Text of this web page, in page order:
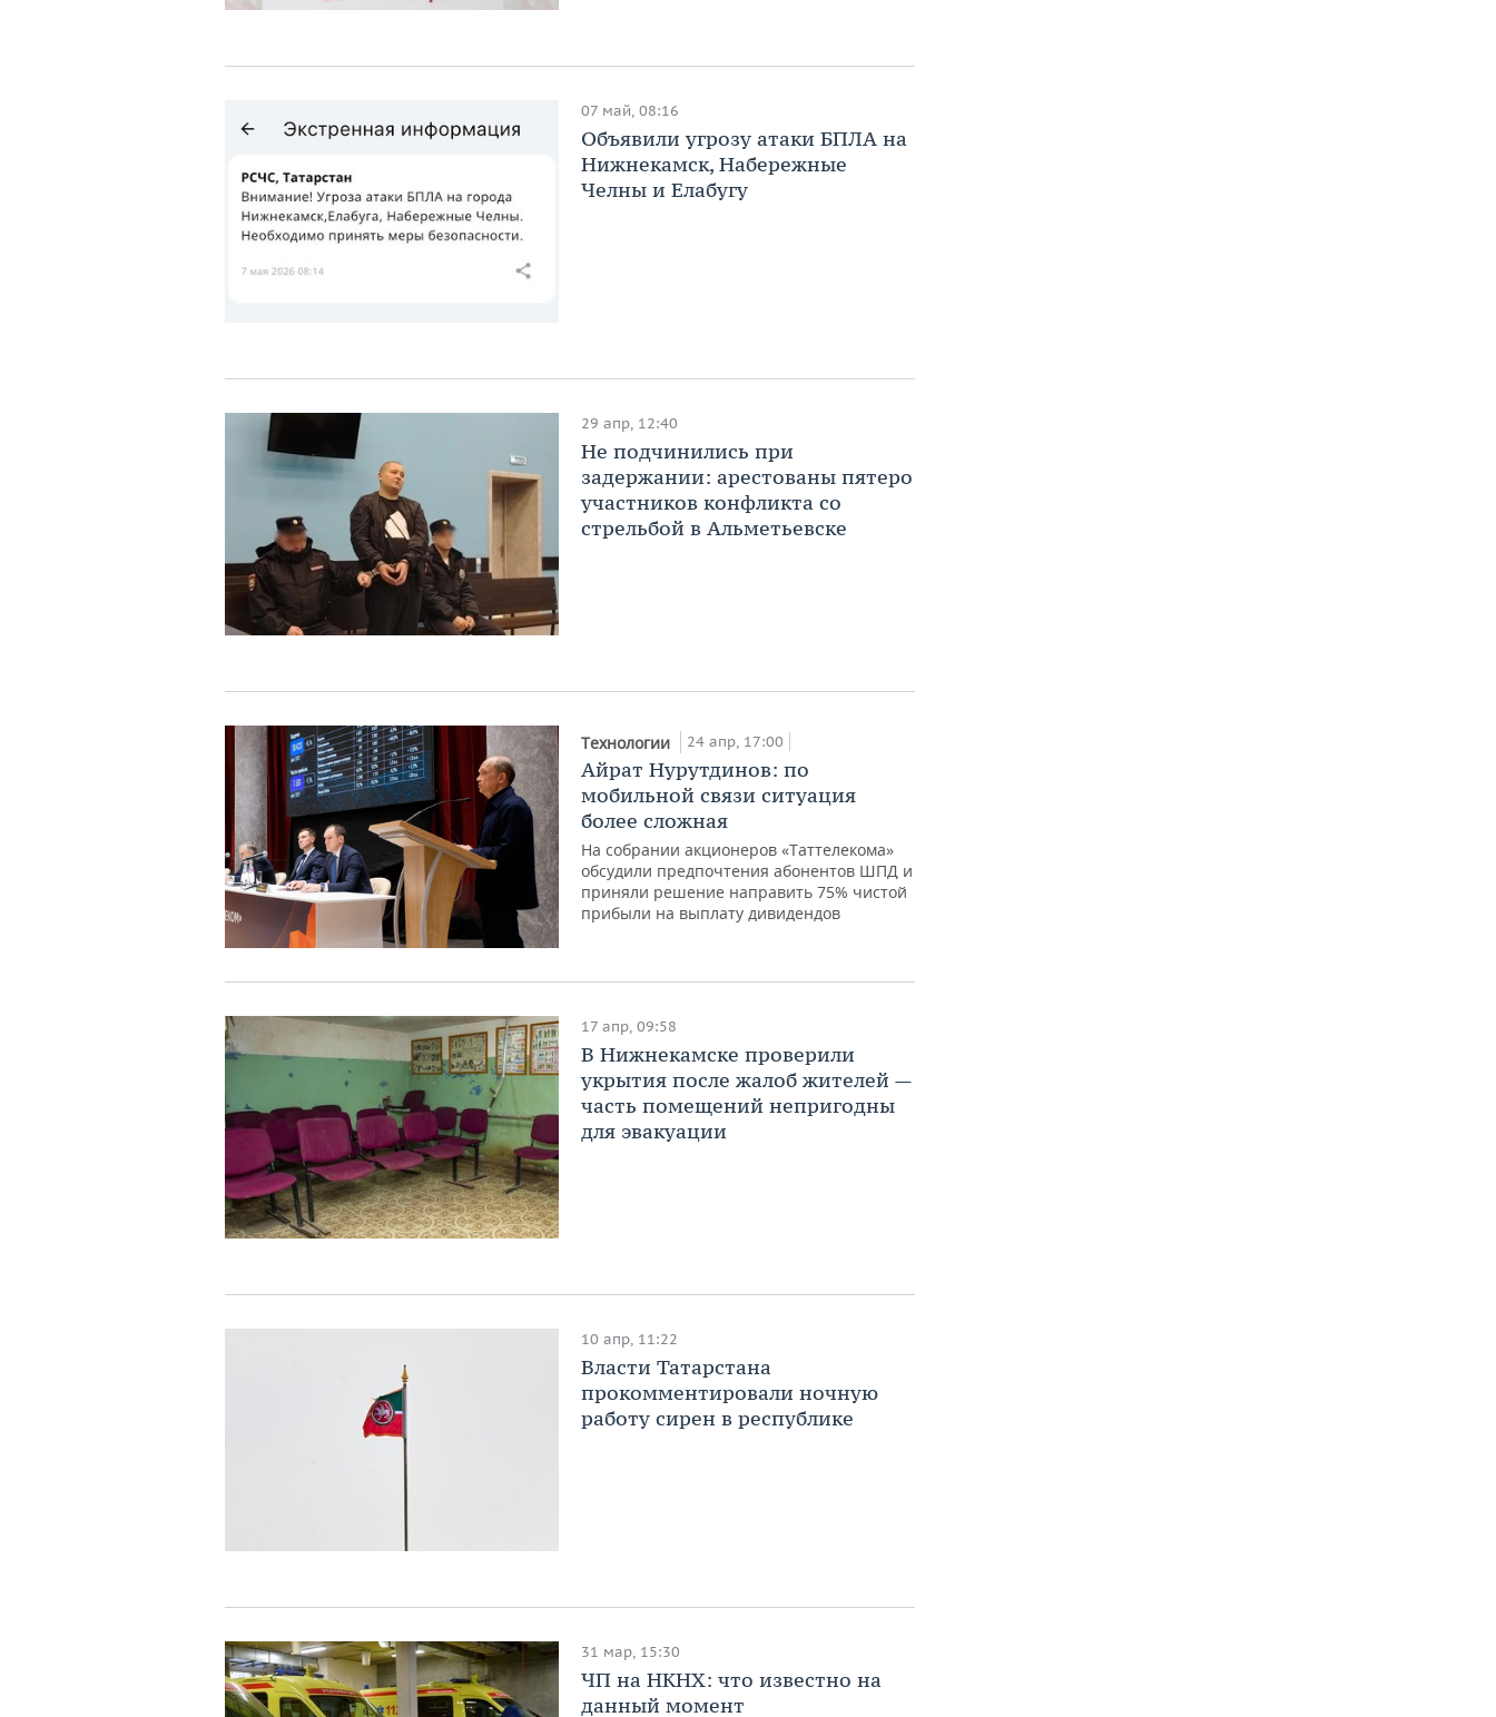
07 май, 08:16
Объявили угрозу атаки БПЛА на
Нижнекамск, Набережные
Челны и Елабугу
29 апр, 12:40
Не подчинились при
задержании: арестованы пятеро
участников конфликта со
стрельбой в Альметьевске
Технологии 24 апр, 17:00
Айрат Нурутдинов: по
мобильной связи ситуация
более сложная
На собрании акционеров «Таттелекома»
обсудили предпочтения абонентов ШПД и
приняли решение направить 75% чистой
прибыли на выплату дивидендов
17 апр, 09:58
В Нижнекамске проверили
укрытия после жалоб жителей —
часть помещений непригодны
для эвакуации
10 апр, 11:22
Власти Татарстана
прокомментировали ночную
работу сирен в республике
31 мар, 15:30
ЧП на НКНХ: что известно на
данный момент